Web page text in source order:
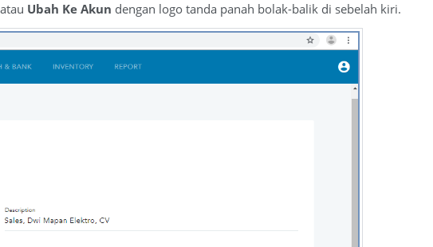
atau Ubah Ke Akun dengan logo tanda panah bolak-balik di sebelah kiri.